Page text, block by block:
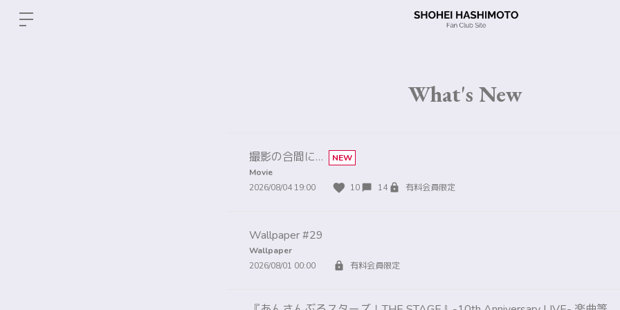
What's New
撮影の合間に…
NEW
Movie
2026/08/04 19:00
10 14 有料会員限定
Wallpaper #29
Wallpaper
2026/08/01 00:00
有料会員限定